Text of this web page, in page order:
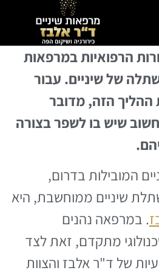
הרפואיות במרפאות
של שיניים. עבור
הזה, מדובר
שיש בו לשפר בצורה
.
המובילות בדרום,
שיניים ממוחשבת, היא
. במרפאה נהנים
מתקדם, זאת לצד
של ד"ר אלבז והצוות